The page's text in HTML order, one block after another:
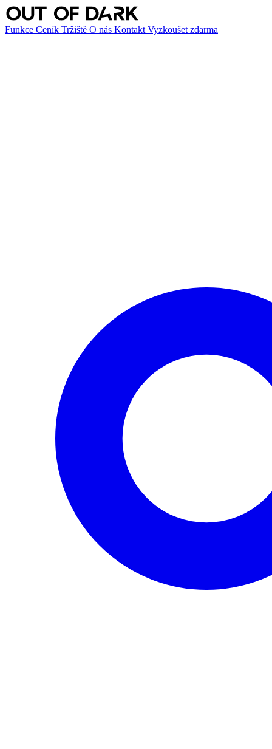
Funkce Ceník Tržiště O nás Kontakt Vyzkoušet zdarma